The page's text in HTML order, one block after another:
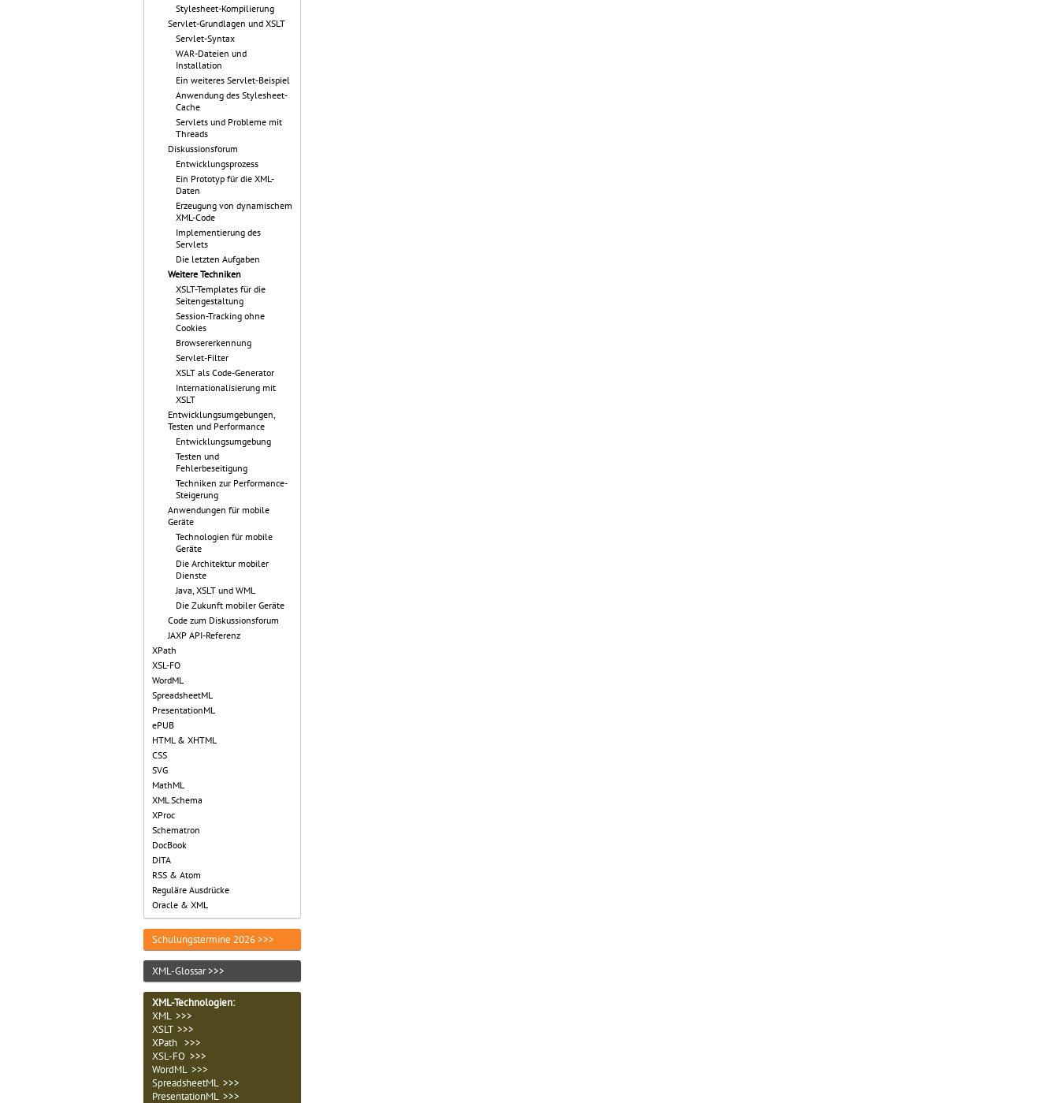
Stylesheet-Kompilierung
Servlet-Grundlagen und XSLT
Servlet-Syntax
WAR-Dateien und
Installation
Ein weiteres Servlet-Beispiel
Anwendung des Stylesheet-
Cache
Servlets und Probleme mit
Threads
Diskussionsforum
Entwicklungsprozess
Ein Prototyp für die XML-
Daten
Erzeugung von dynamischem
XML-Code
Implementierung des
Servlets
Die letzten Aufgaben
Weitere Techniken
XSLT-Templates für die
Seitengestaltung
Session-Tracking ohne
Cookies
Browsererkennung
Servlet-Filter
XSLT als Code-Generator
Internationalisierung mit
XSLT
Entwicklungsumgebungen,
Testen und Performance
Entwicklungsumgebung
Testen und
Fehlerbeseitigung
Techniken zur Performance-
Steigerung
Anwendungen für mobile
Geräte
Technologien für mobile
Geräte
Die Architektur mobiler
Dienste
Java, XSLT und WML
Die Zukunft mobiler Geräte
Code zum Diskussionsforum
JAXP API-Referenz
XPath
XSL-FO
WordML
SpreadsheetML
PresentationML
ePUB
HTML & XHTML
CSS
SVG
MathML
XML Schema
XProc
Schematron
DocBook
DITA
RSS & Atom
Reguläre Ausdrücke
Oracle & XML
Schulungstermine 2026 >>>
XML-Glossar >>>
XML-Technologien:
XML >>>
XSLT >>>
XPath >>>
XSL-FO >>>
WordML >>>
SpreadsheetML >>>
PresentationML >>>